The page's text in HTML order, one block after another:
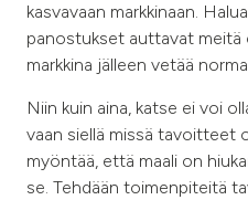
kasvavaan markkinaan.
panostukset auttavat meitä
markkina jälleen vetää
Niin kuin aina, katse ei voi
vaan siellä missä tavoitteet
myöntää, että maali on
se. Tehdään toimenpiteitä